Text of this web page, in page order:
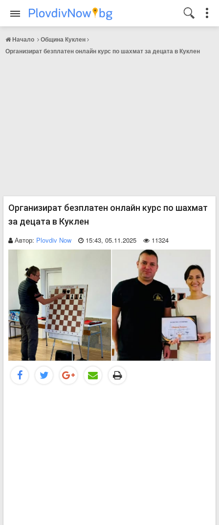
Начало
Община Куклен
Организират безплатен онлайн курс по шахмат за децата в Куклен
Организират безплатен онлайн курс по шахмат
за децата в Куклен
Автор: Plovdiv Now 15:43, 05.11.2025 11324